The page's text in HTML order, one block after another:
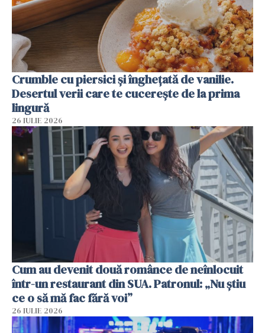
Crumble cu piersici și înghețată de vanilie.
Desertul verii care te cucerește de la prima
lingură
26 IULIE 2026
Cum au devenit două românce de neînlocuit
într-un restaurant din SUA. Patronul: „Nu știu
ce o să mă fac fără voi”
26 IULIE 2026